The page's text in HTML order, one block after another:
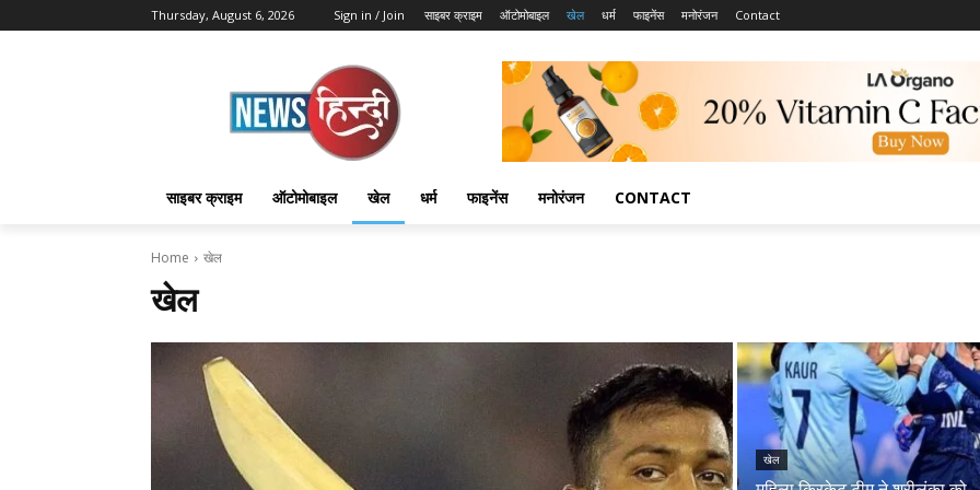
Thursday, August 6, 2026 Sign in / Join साइबर क्राइम ऑटोमोबाइल खेल धर्म फाइनेंस मनोरंजन Contact
साइबर क्राइम ऑटोमोबाइल खेल धर्म फाइनेंस मनोरंजन CONTACT
Home खेल
खेल
खेल